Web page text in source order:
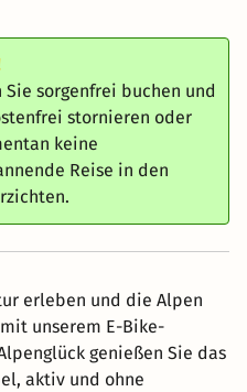
Sie sorgenfrei buchen und
stornieren oder
keine
Reise in den
erleben und die Alpen
unserem E-Bike-
genießen Sie das
aktiv und ohne